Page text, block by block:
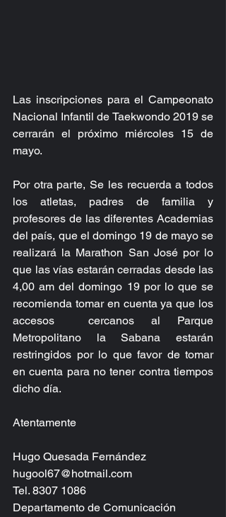
Las inscripciones para el Campeonato
Nacional Infantil de Taekwondo 2019 se
cerrarán el próximo miércoles 15 de
mayo.
Por otra parte, Se les recuerda a todos
los atletas, padres de familia y
profesores de las diferentes Academias
del país, que el domingo 19 de mayo se
realizará la Marathon San José por lo
que las vías estarán cerradas desde las
4,00 am del domingo 19 por lo que se
recomienda tomar en cuenta ya que los
accesos  cercanos al Parque
Metropolitano la Sabana estarán
restringidos por lo que favor de tomar
en cuenta para no tener contra tiempos
dicho día.
Atentamente
Hugo Quesada Fernández
hugool67@hotmail.com
Tel. 8307 1086
Departamento de Comunicación